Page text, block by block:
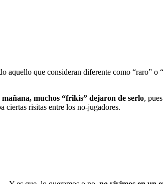
aquello que consideran diferente como “raro” o
mañana, muchos “frikis” dejaron de serlo,
ciertas risitas entre los no-jugadores.